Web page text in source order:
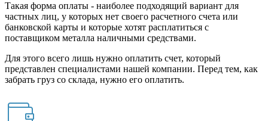
Такая форма оплаты - наиболее подходящий вариант для
частных лиц, у которых нет своего расчетного счета или
банковской карты и которые хотят расплатиться с
поставщиком металла наличными средствами.
Для этого всего лишь нужно оплатить счет, который
представлен специалистами нашей компании. Перед тем, как
забрать груз со склада, нужно его оплатить.